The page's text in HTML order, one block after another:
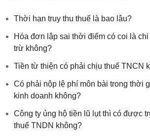
Thời hạn truy thu thuế là bao lâu?
Hóa đơn lập sai thời điểm có coi là
trừ không?
Tiền từ thiện có phải chịu thuế TNCN
Có phải nộp lệ phí môn bài trong thời
kinh doanh không?
Công ty ủng hộ tiền lũ lụt thì có được
thuế TNDN không?